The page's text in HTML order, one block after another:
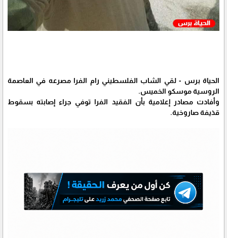
الحياة برس - لقي الشاب الفلسطيني رام الفرا مصرعه في العاصمة
الروسية موسكو الخميس.
وأفادت مصادر إعلامية بأن الفقيد الفرا توفي جراء إصابته بسقوط
قذيفة صاروخية.